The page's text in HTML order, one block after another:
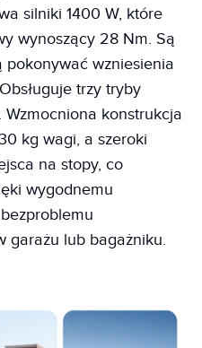
silniki 1400 W, które
wynoszący 28 Nm. Są
wzniesienia
trzy tryby
Wzmocniona konstrukcja
kg wagi, a szeroki
na stopy, co
wygodnemu
garażu lub bagażniku.